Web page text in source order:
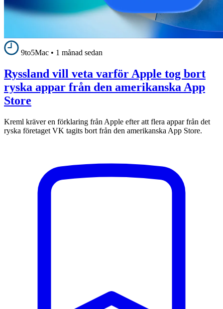
9to5Mac • 1 månad sedan
Ryssland vill veta varför Apple tog bort
ryska appar från den amerikanska App
Store
Kreml kräver en förklaring från Apple efter att flera appar från det
ryska företaget VK tagits bort från den amerikanska App Store.